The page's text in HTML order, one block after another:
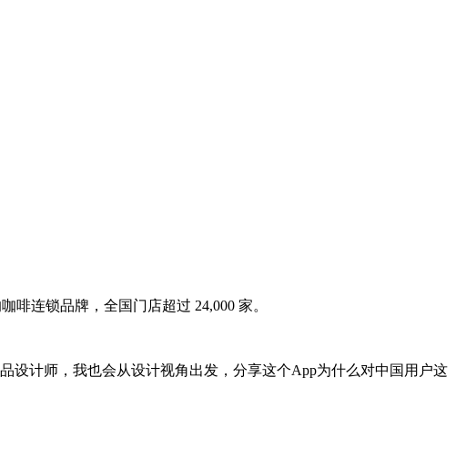
连锁品牌，全国门店超过 24,000 家。
设计师，我也会从设计视角出发，分享这个App为什么对中国用户这